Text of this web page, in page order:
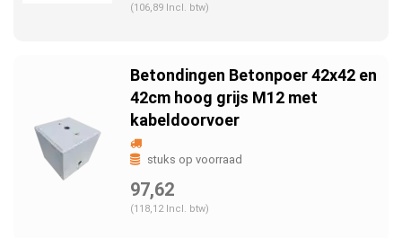
(106,89 Incl. btw)
Betondingen Betonpoer 42x42 en
42cm hoog grijs M12 met
kabeldoorvoer
stuks op voorraad
97,62
(118,12 Incl. btw)